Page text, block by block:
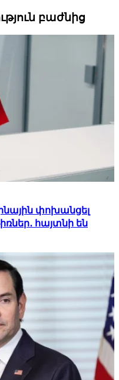
բաժնից
փոխանցել
հայտնի են